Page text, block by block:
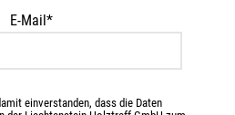
verleimten Brettlamellen besteht.
E-Mail*
einverstanden, dass die Daten